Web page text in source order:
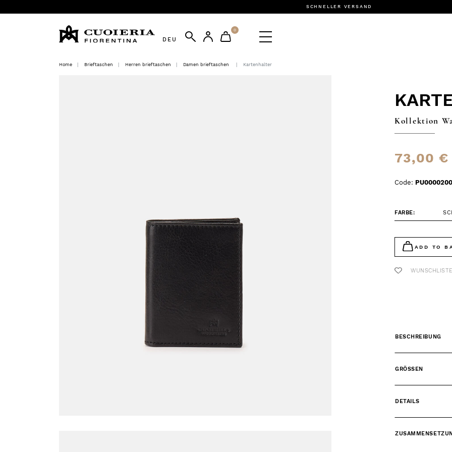
SCHNELLER VERSAND
DEU
0
Home Brieftaschen Herren brieftaschen Damen brieftaschen Kartenhalter
Kollektion
73,00 €
Code:
FARBE:
ADD TO
WUNSCHLISTE
BESCHREIBUNG
GRÖSSEN
DETAILS